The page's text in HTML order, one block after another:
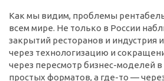
Как мы видим, проблемы
всем мире. Не только в России
закрытий ресторанов и индустрия
через технологизацию и
через пересмотр бизнес-моделей в
простых форматов, а где-то —